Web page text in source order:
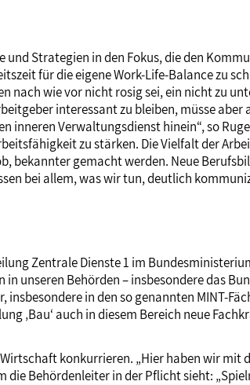
Strategien in den Fokus, die den
für die eigene Work-Life-Balance zu
wie vor nicht rosig sei, ein nicht zu
interessant zu bleiben, müsse
Verwaltungsdienst hinein“, so
zu stärken. Die Vielfalt der
bekannter gemacht werden. Neue
bei allem, was wir tun, deutlich
Zentrale Dienste 1 im
unseren Behörden – insbesondere das
insbesondere in den so genannten MINT-
‚Bau‘ auch in diesem Bereich neue
konkurrieren. „Hier haben wir mit
Behördenleiter in der Pflicht sieht: